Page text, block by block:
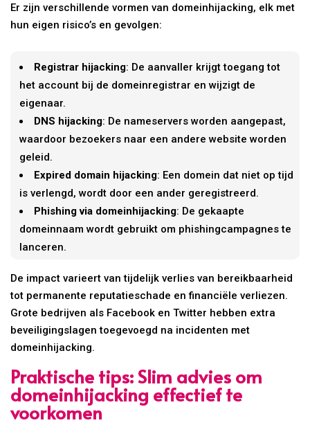
Er zijn verschillende vormen van domeinhijacking, elk met
hun eigen risico’s en gevolgen:
Registrar hijacking: De aanvaller krijgt toegang tot
het account bij de domeinregistrar en wijzigt de
eigenaar.
DNS hijacking: De nameservers worden aangepast,
waardoor bezoekers naar een andere website worden
geleid.
Expired domain hijacking: Een domein dat niet op tijd
is verlengd, wordt door een ander geregistreerd.
Phishing via domeinhijacking: De gekaapte
domeinnaam wordt gebruikt om phishingcampagnes te
lanceren.
De impact varieert van tijdelijk verlies van bereikbaarheid
tot permanente reputatieschade en financiële verliezen.
Grote bedrijven als Facebook en Twitter hebben extra
beveiligingslagen toegevoegd na incidenten met
domeinhijacking.
Praktische tips: Slim advies om
domeinhijacking effectief te
voorkomen